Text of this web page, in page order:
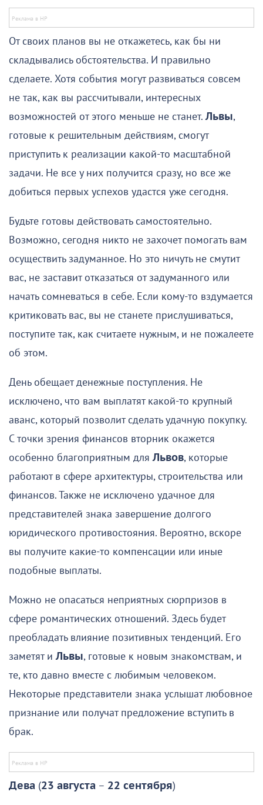
От своих планов вы не откажетесь, как бы ни
складывались обстоятельства. И правильно
сделаете. Хотя события могут развиваться совсем
не так, как вы рассчитывали, интересных
возможностей от этого меньше не станет.Львы,
готовые к решительным действиям, смогут
приступить к реализации какой-то масштабной
задачи. Не все у них получится сразу, но все же
добиться первых успехов удастся уже сегодня.
Будьте готовы действовать самостоятельно.
Возможно, сегодня никто не захочет помогать вам
осуществить задуманное. Но это ничуть не смутит
вас, не заставит отказаться от задуманного или
начать сомневаться в себе. Если кому-то вздумается
критиковать вас, вы не станете прислушиваться,
поступите так, как считаете нужным, и не пожалеете
об этом.
День обещает денежные поступления. Не
исключено, что вам выплатят какой-то крупный
аванс, который позволит сделать удачную покупку.
С точки зрения финансов вторник окажется
особенно благоприятным дляЛьвов, которые
работают в сфере архитектуры, строительства или
финансов. Также не исключено удачное для
представителей знака завершение долгого
юридического противостояния. Вероятно, вскоре
вы получите какие-то компенсации или иные
подобные выплаты.
Можно не опасаться неприятных сюрпризов в
сфере романтических отношений. Здесь будет
преобладать влияние позитивных тенденций. Его
заметят иЛьвы, готовые к новым знакомствам, и
те, кто давно вместе с любимым человеком.
Некоторые представители знака услышат любовное
признание или получат предложение вступить в
брак.
Дева (23 августа – 22 сентября)